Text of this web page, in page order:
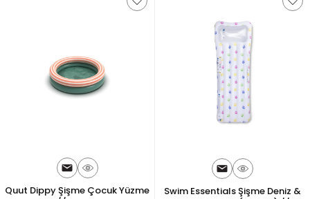
Quut Dippy Şişme Çocuk Yüzme
Swim Essentials Şişme Deniz &